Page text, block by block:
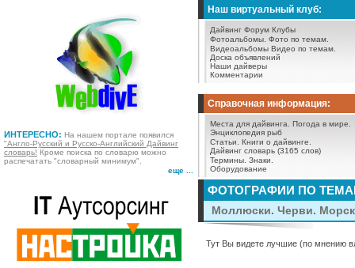
ИНТЕРЕСНО: На нашем портале появился
"Англо-Русский и Русско-Английский Дайвинг
словарь! Кроме поиска по словарю можно
распечатать "словарный минимум".
еще ...
Наш виртуальный клуб:
Дайвинг Форум Клубы
Фотоальбомы. Фото по темам.
Видеоальбомы Видео по темам.
Доска объявлений
Наши дайверы
Комментарии
Справочная информация:
Места для дайвинга.
Погода в мире.
Энциклопедия рыб
Статьи.
Книги о дайвинге.
Дайвинг словарь (3165 слов)
Термины. Знаки.
Оборудование
ФОТОГРАФИИ ПО
Моллюски. Черви.
Тут Вы видете лучшие (по мнению